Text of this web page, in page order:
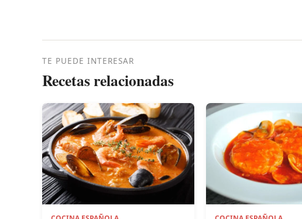
TE PUEDE INTERESAR
Recetas relacionadas